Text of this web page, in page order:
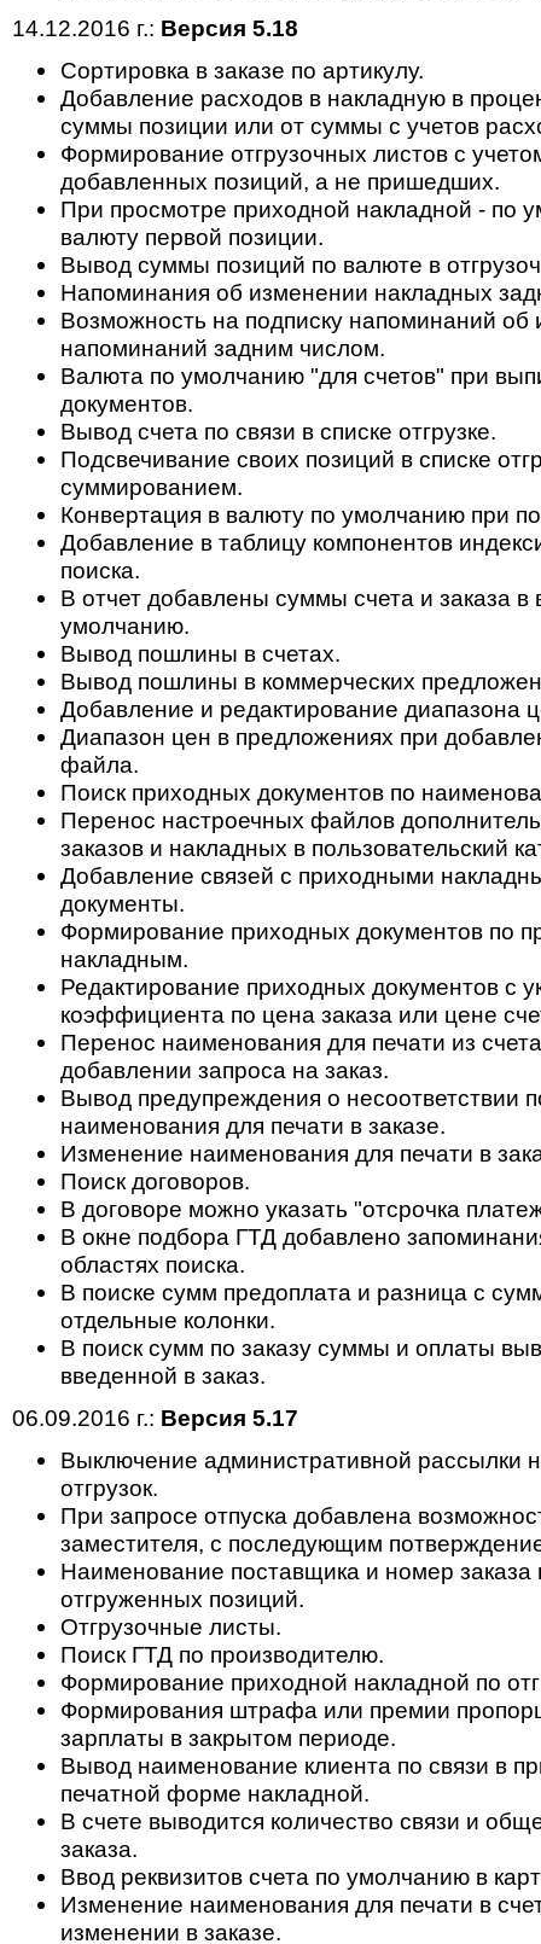
14.12.2016 г.: Версия 5.18
Cортировка в заказе по артикулу.
Добавление расходов в накладную в
суммы позиции или от суммы с учетов
Формирование отгрузочных листов с
добавленных позиций, а не пришедших.
При просмотре приходной накладной - по
валюту первой позиции.
Вывод суммы позиций по валюте в
Напоминания об изменении накладных
Возможность на подписку напоминаний об
напоминаний задним числом.
Валюта по умолчанию "для счетов" при
документов.
Вывод счета по связи в списке отгрузке.
Подсвечивание своих позиций в списке
суммированием.
Конвертация в валюту по умолчанию при
Добавление в таблицу компонентов
поиска.
В отчет добавлены суммы счета и заказа в
умолчанию.
Вывод пошлины в счетах.
Вывод пошлины в коммерческих
Добавление и редактирование диапазона
Диапазон цен в предложениях при
файла.
Поиск приходных документов по
Перенос настроечных файлов
заказов и накладных в пользовательский
Добавление связей с приходными
документы.
Формирование приходных документов по
накладным.
Редактирование приходных документов с
коэффициента по цена заказа или цене
Перенос наименования для печати из
добавлении запроса на заказ.
Вывод предупреждения о несоответствии
наименования для печати в заказе.
Изменение наименования для печати в
Поиск договоров.
В договоре можно указать "отсрочка
В окне подбора ГТД добавлено
областях поиска.
В поиске сумм предоплата и разница с
отдельные колонки.
В поиск сумм по заказу суммы и оплаты
введенной в заказ.
06.09.2016 г.: Версия 5.17
Выключение административной рассылки
отгрузок.
При запросе отпуска добавлена
заместителя, с последующим
Наименование поставщика и номер
отгруженных позиций.
Отгрузочные листы.
Поиск ГТД по производителю.
Формирование приходной накладной по
Формирования штрафа или премии
зарплаты в закрытом периоде.
Вывод наименование клиента по связи в
печатной форме накладной.
В счете выводится количество связи и
заказа.
Ввод реквизитов счета по умолчанию в
Изменение наименования для печати в
изменении в заказе.